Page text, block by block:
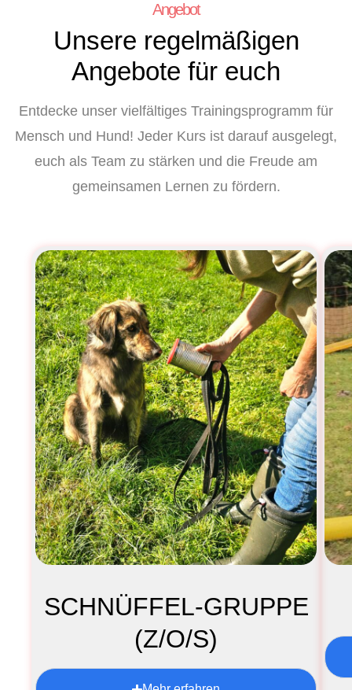
Angebot
Unsere regelmäßigen
Angebote für euch
Entdecke unser vielfältiges Trainingsprogramm für
Mensch und Hund! Jeder Kurs ist darauf ausgelegt,
euch als Team zu stärken und die Freude am
gemeinsamen Lernen zu fördern.
SCHNÜFFEL-GRUPPE
(Z/O/S)